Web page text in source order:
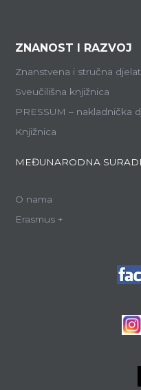
ZNANOST I RAZVOJ
Znanstvena i stručna
Sveučilišna knjižnica
PRESSUM – nakladnička
Knjižnica
MEĐUNARODNA
O nama
Erasmus +